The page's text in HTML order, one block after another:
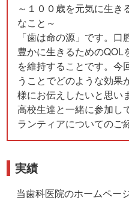
～１００歳を元気に生き
なこと～
「歯は命の源」です。口
豊かに生きるためのQOL
を維持することです。今
うことでどのような効果
様にお伝えしたいと思い
高校生達と一緒に参加し
ランティアについてのご
実績
当歯科医院のホームペー